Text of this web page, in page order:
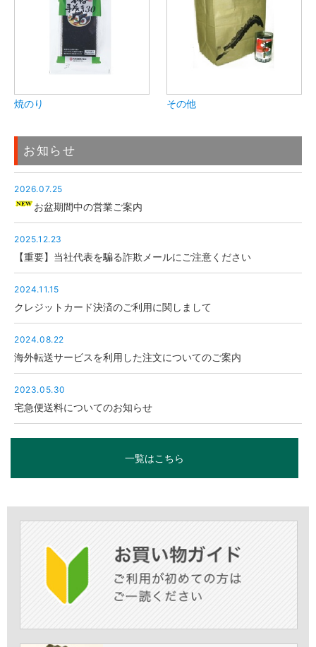
焼のり その他
お知らせ
2026.07.25
お盆期間中の営業ご案内
2025.12.23
【重要】当社代表を騙る詐欺メールにご注意ください
2024.11.15
クレジットカード決済のご利用に関しまして
2024.08.22
海外転送サービスを利用した注文についてのご案内
2023.05.30
宅急便送料についてのお知らせ
一覧はこちら